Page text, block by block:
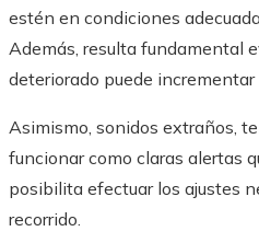
estén en condiciones
Además, resulta fundamental
deteriorado puede
Asimismo, sonidos extraños,
funcionar como claras alertas
posibilita efectuar los ajustes
recorrido.